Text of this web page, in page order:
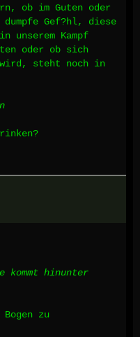
ob im Guten oder
Gef?hl, diese
unserem Kampf
oder ob sich
wird, steht noch in
kommt hinunter
zu